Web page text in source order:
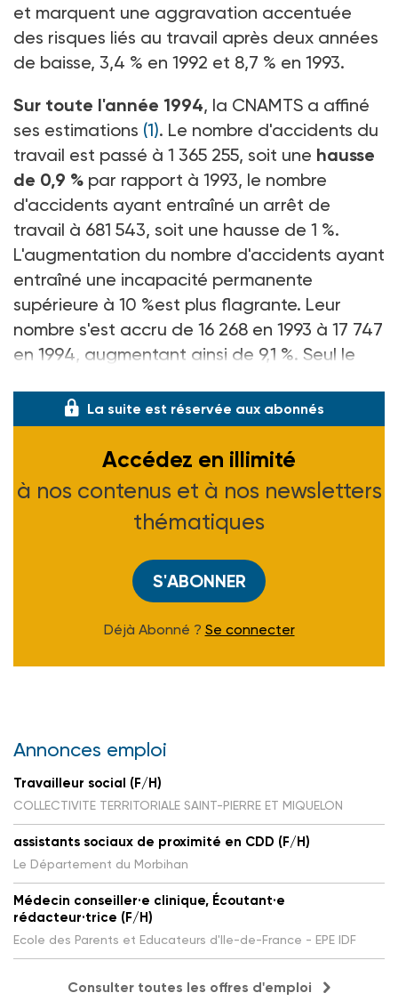
et marquent une aggravation accentuée
des risques liés au travail après deux années
de baisse, 3,4 % en 1992 et 8,7 % en 1993.
Sur toute l'année 1994, la CNAMTS a affiné
ses estimations (1). Le nombre d'accidents du
travail est passé à 1 365 255, soit une hausse
de 0,9 % par rapport à 1993, le nombre
d'accidents ayant entraîné un arrêt de
travail à 681 543, soit une hausse de 1 %.
L'augmentation du nombre d'accidents ayant
entraîné une incapacité permanente
supérieure à 10 %est plus flagrante. Leur
nombre s'est accru de 16 268 en 1993 à 17 747
en 1994, augmentant ainsi de 9,1 %. Seul le
La suite est réservée aux abonnés
Accédez en illimité
à nos contenus et à nos newsletters
thématiques
S'ABONNER
Déjà Abonné ? Se connecter
Annonces emploi
Travailleur social (F/H)
COLLECTIVITE TERRITORIALE SAINT-PIERRE ET MIQUELON
assistants sociaux de proximité en CDD (F/H)
Le Département du Morbihan
Médecin conseiller·e clinique, Écoutant·e
rédacteur·trice (F/H)
Ecole des Parents et Educateurs d'Ile-de-France - EPE IDF
Consulter toutes les offres d'emploi